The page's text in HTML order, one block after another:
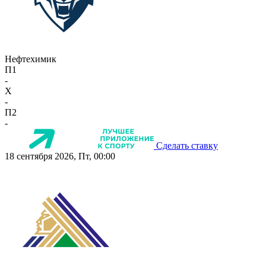
Нефтехимик
П1
-
X
-
П2
-
Сделать ставку
18 сентября 2026, Пт, 00:00